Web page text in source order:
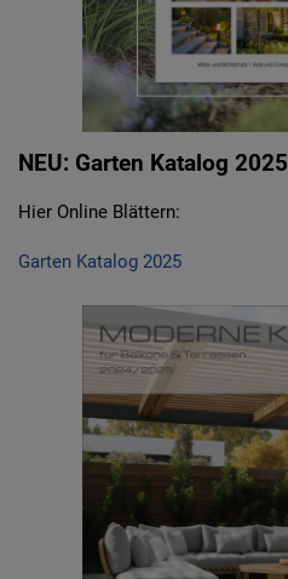
NEU: Garten Katalog 2025
Hier Online Blättern:
Garten Katalog 2025